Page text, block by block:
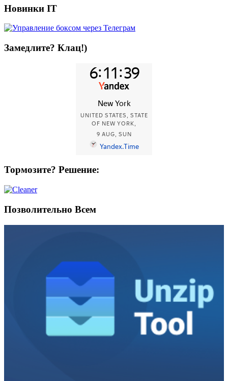
Новинки IT
Замедлите? Клац!)
Тормозите? Решение:
Позволительно Всем